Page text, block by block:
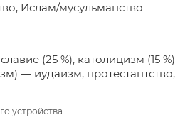
Ислам/мусульманство
(25 %), католицизм (15 %)
— иудаизм, протестантство,
устройства